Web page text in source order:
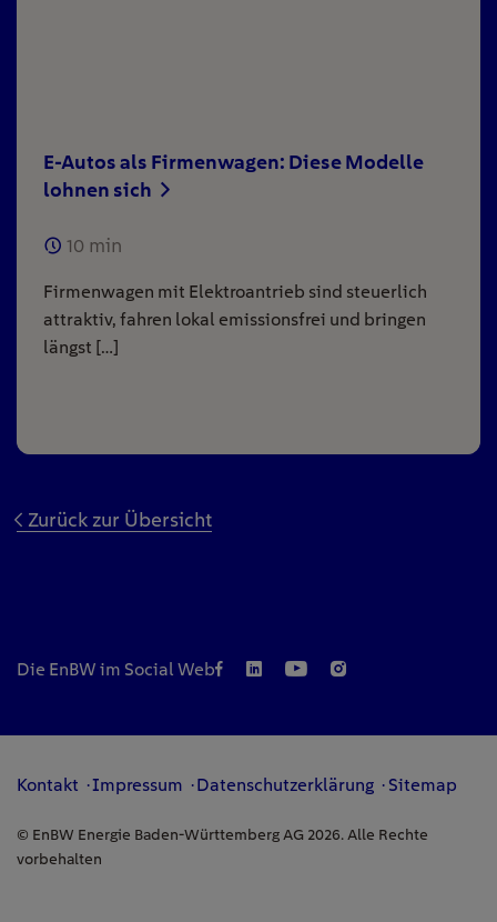
E-Autos als Firmenwagen: Diese Modelle
lohnen sich
10 min
Firmenwagen mit Elektroantrieb sind steuerlich
attraktiv, fahren lokal emissionsfrei und bringen
längst […]
Zurück zur Übersicht
Die EnBW im Social Web
Kontakt Impressum Datenschutzerklärung Sitemap
© EnBW Energie Baden-Württemberg AG 2026. Alle Rechte
vorbehalten